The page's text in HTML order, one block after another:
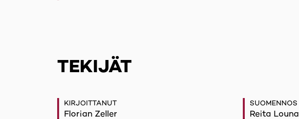
TEKIJÄT
KIRJOITTANUT
Florian Zeller
SUOMENNOS
Reita